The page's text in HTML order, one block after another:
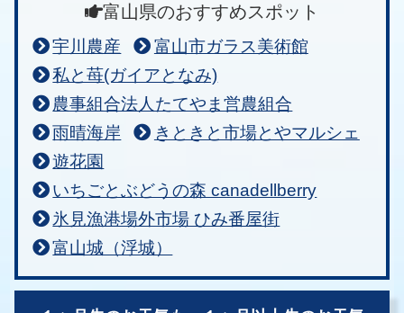
富山県のおすすめスポット
宇川農産
富山市ガラス美術館
私と苺(ガイアとなみ)
農事組合法人たてやま営農組合
雨晴海岸
きときと市場とやマルシェ
遊花園
いちごとぶどうの森 canadellberry
氷見漁港場外市場 ひみ番屋街
富山城（浮城）